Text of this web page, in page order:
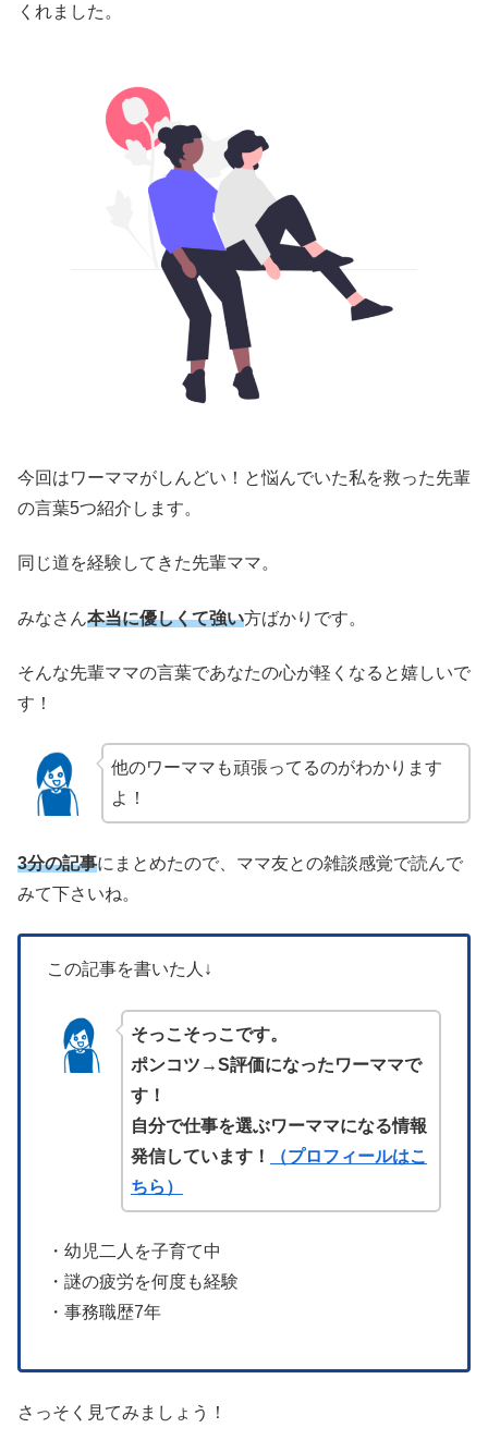
くれました。
今回はワーママがしんどい！と悩んでいた私を救った先輩
の言葉5つ紹介します。
同じ道を経験してきた先輩ママ。
みなさん本当に優しくて強い方ばかりです。
そんな先輩ママの言葉であなたの心が軽くなると嬉しいで
す！
他のワーママも頑張ってるのがわかります
よ！
3分の記事にまとめたので、ママ友との雑談感覚で読んで
みて下さいね。
この記事を書いた人↓
そっこそっこです。
ポンコツ→S評価になったワーママで
す！
自分で仕事を選ぶワーママになる情報
発信しています！
（プロフィールはこ
ちら）
・幼児二人を子育て中
・謎の疲労を何度も経験
・事務職歴7年
さっそく見てみましょう！